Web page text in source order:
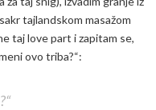
tajlandskom masažom
taj love part i zapitam se,
ovo triba?“: